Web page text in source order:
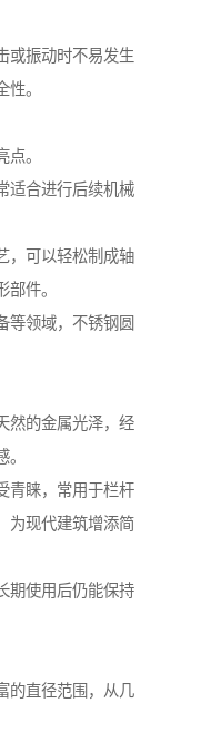
或振动时不易发生
。
。
适合进行后续机械
，可以轻松制成轴
件。
等领域，不锈钢圆
然的金属光泽，经
青睐，常用于栏杆
为现代建筑增添简
期使用后仍能保持
的直径范围，从几